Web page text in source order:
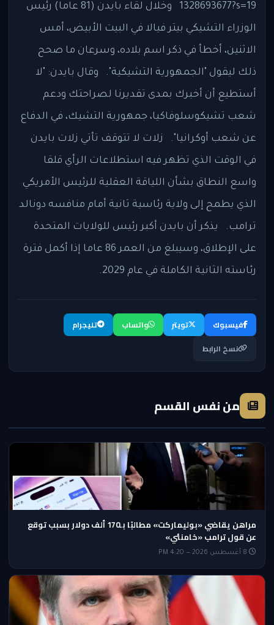
1328693677?s=19 وخلال لقاء بايدن (81 عاما) رئيس
الوزراء التشيكي بيتر فيالا في البيت الأبيض، أمس
الاثنين، أخطأ في ذكر اسم بلاده، وسرعان ما صحح
ذلك ليقول "الجمهورية التشيكية". وقال بايدن: "لا
أستطيع أن أخبرك بمدى تقديرنا لصراحتك ودعم
شعب تشيكوسلوفاكيا، جمهورية التشيك، في الدفاع
عن شعب أوكرانيا". زلات لا تتوقف تأتي زلات بايدن
في الوقت الذي تظهر فيه استطلاعات الرأي قلقا
واسع النطاق بشأن اللياقة العقلية للرئيس الأمريكي
الذي يطمح إلى ولاية رئاسية ثانية أمام منافسه دونالد
ترامب. يذكر أن بايدن أكبر رئيس للولايات المتحدة
على الإطلاق، وسيبلغ من العمر 86 عاما إذا أكمل فترة
رئاسته الثانية الكاملة في عام 2029.
فيسبوك تويتر واتساب
تليجرام
نسخ الرابط
من نفس القسم
مراهن يقاضي «بوليماركت» مطالبًا بـ170 ألف دولار بسبب توقع
عن قول ترامب «خامنئي»